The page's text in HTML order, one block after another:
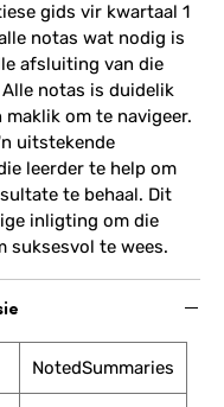
gids vir kwartaal 1
notas wat nodig is
afsluiting van die
notas is duidelik
maklik om te navigeer.
uitstekende
leerder te help om
te behaal. Dit
inligting om die
suksesvol te wees.
NotedSummaries